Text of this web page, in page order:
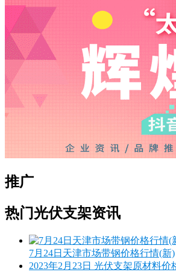
推广
热门光伏支架资讯
7月24日天津市场带钢价格行情(新)
2023年2月23日 光伏支架原材料价